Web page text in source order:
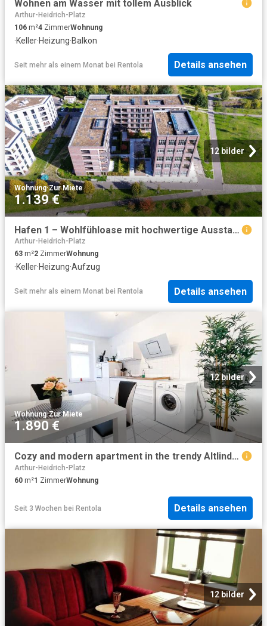
Wohnen am Wasser mit tollem Ausblick
Arthur-Heidrich-Platz
106 m²4 ZimmerWohnung
·Keller·Heizung·Balkon
Seit mehr als einem Monat bei Rentola Details ansehen
12 bilder
Wohnung·Zur Miete
1.139 €
Hafen 1 – Wohlfühloase mit hochwertige Ausstattung
Arthur-Heidrich-Platz
63 m²2 ZimmerWohnung
·Keller·Heizung·Aufzug
Seit mehr als einem Monat bei Rentola Details ansehen
12 bilder
Wohnung·Zur Miete
1.890 €
Cozy and modern apartment in the trendy Altlindenau neighborhood, Leipzig Amsterdam Apartments for Rent
Arthur-Heidrich-Platz
60 m²1 ZimmerWohnung
Seit 3 Wochen bei Rentola Details ansehen
12 bilder